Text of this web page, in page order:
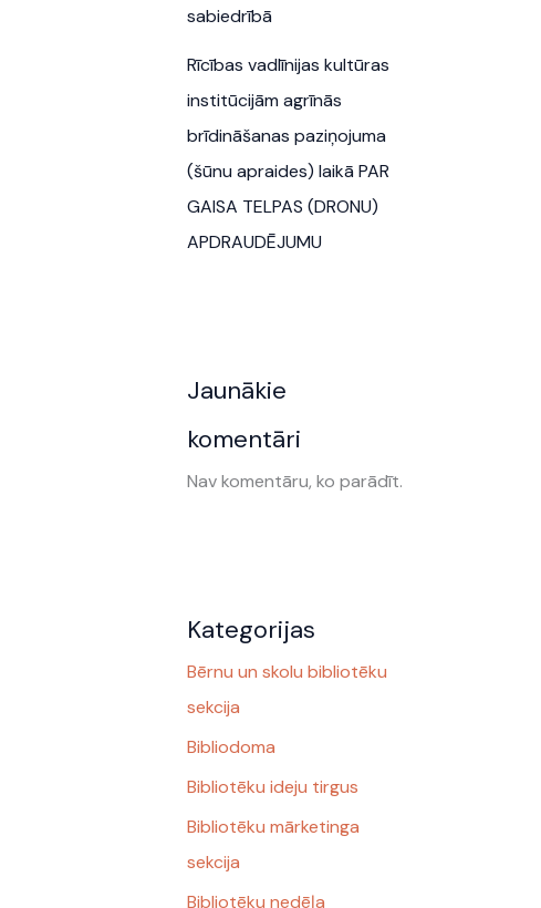
sabiedrībā
Rīcības vadlīnijas kultūras
institūcijām agrīnās
brīdināšanas paziņojuma
(šūnu apraides) laikā PAR
GAISA TELPAS (DRONU)
APDRAUDĒJUMU
Jaunākie
komentāri
Nav komentāru, ko parādīt.
Kategorijas
Bērnu un skolu bibliotēku
sekcija
Bibliodoma
Bibliotēku ideju tirgus
Bibliotēku mārketinga
sekcija
Bibliotēku nedēļa